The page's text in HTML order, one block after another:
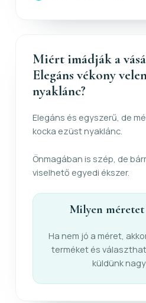
Miért imádják a
Elegáns vékony
nyaklánc?
Elegáns és egyszerű, de
kocka ezüst nyaklánc.
Önmagában is szép, de
viselhető egyedi ékszer.
Milyen méretet
Ha nem jó a méret,
terméket és
küldünk